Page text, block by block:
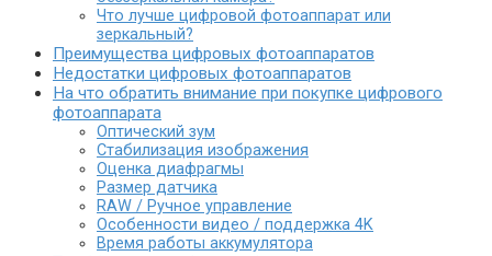
Что лучше цифровой фотоаппарат или
зеркальный?
Преимущества цифровых фотоаппаратов
Недостатки цифровых фотоаппаратов
На что обратить внимание при покупке цифрового
фотоаппарата
Оптический зум
Стабилизация изображения
Оценка диафрагмы
Размер датчика
RAW / Ручное управление
Особенности видео / поддержка 4K
Время работы аккумулятора